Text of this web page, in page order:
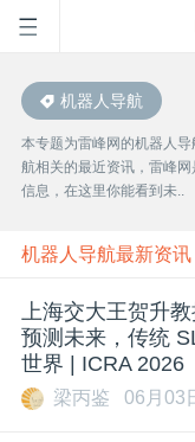
首
页
雷
峰
网
机器人导航
本专题为雷峰网的机器人
航相关的最近资讯，雷峰
信息，在这里你能看到未..
机器人导航最新资讯
上海交大王贺升
预测未来，传统
世界 | ICRA 2026
梁丙鉴 06月03